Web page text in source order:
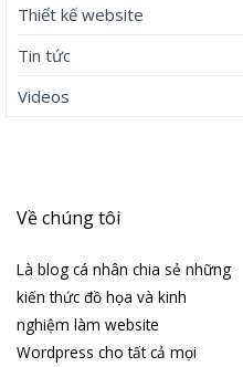
Thiết kế website
Tin tức
Videos
Về chúng tôi
Là blog cá nhân chia sẻ những
kiến thức đồ họa và kinh
nghiệm làm website
Wordpress cho tất cả mọi